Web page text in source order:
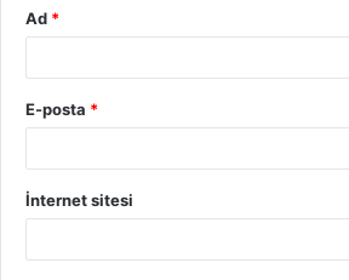
Ad *
E-posta *
İnternet sitesi